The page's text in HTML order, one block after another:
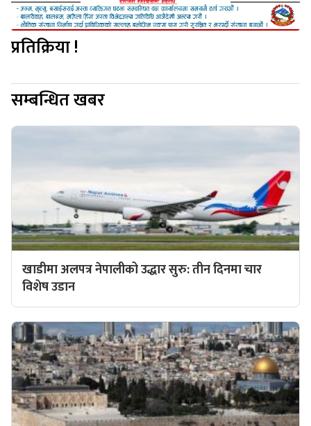
प्रतिक्रिया !
सम्बन्धित खबर
खाडीमा अलपत्र नेपालीको उद्धार सुरु: तीन दिनमा चार
विशेष उडान